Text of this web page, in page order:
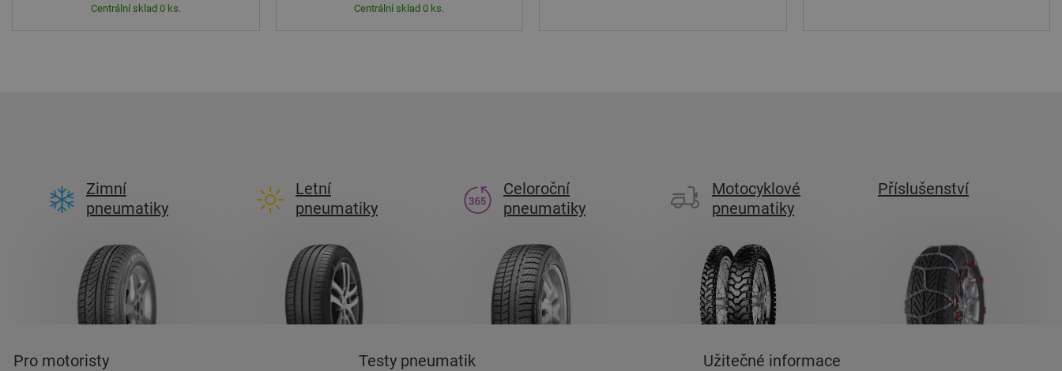
Centrální sklad 0 ks.
Centrální sklad 0 ks.
Zimní
pneumatiky
Letní
pneumatiky
Celoroční
pneumatiky
Motocyklové
pneumatiky
Příslušenství
Pro motoristy Testy pneumatik Užitečné informace